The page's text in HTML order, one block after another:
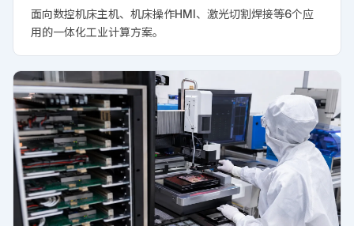
面向数控机床主机、机床操作HMI、激光切割焊接等6个应
用的一体化工业计算方案。